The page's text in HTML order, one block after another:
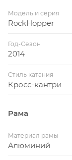
Модель и серия
RockHopper
Год-Сезон
2014
Стиль катания
Кросс-кантри
Рама
Материал рамы
Алюминий